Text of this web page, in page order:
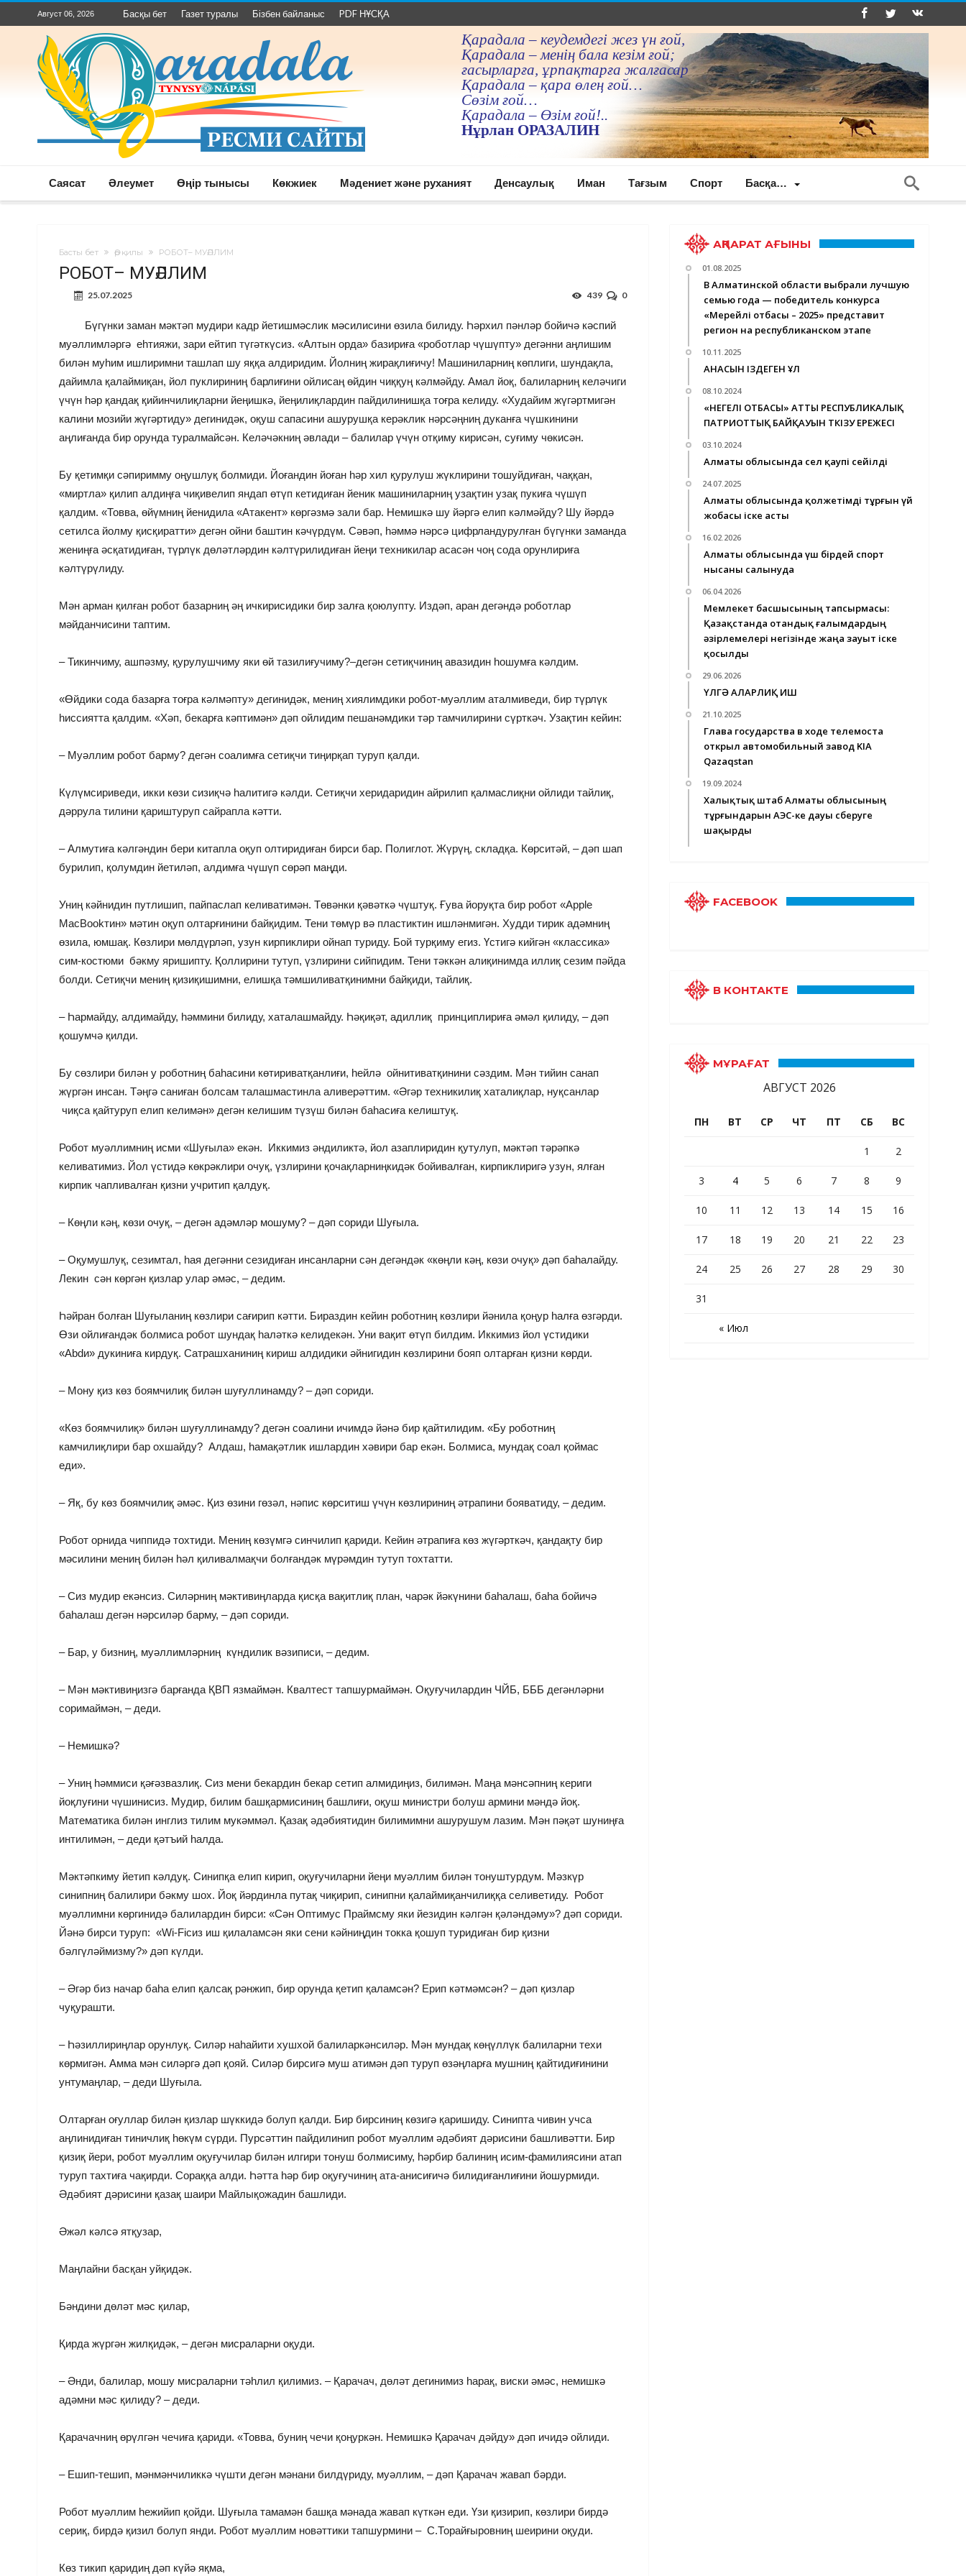
Август 06, 2026 Басқы бет Газет туралы Бізбен байланыс PDF НҰСҚА
Қарадала – кеудемдегi жез үн ғой,
Қарадала – менiң бала кезiм ғой;
ғасырларға, ұрпақтарға жалғасар
Қарадала – қара өлең ғой…
Сөзiм ғой…
Қарадала – Өзiм ғой!..
Нұрлан ОРАЗАЛИН
Саясат Әлеумет Өңір тынысы Көкжиек Мәдениет және руханият Денсаулық Иман Тағзым Спорт Басқа…
Басты бет Әр қилы РОБОТ– МУӘЛЛИМ
РОБОТ– МУӘЛЛИМ
25.07.2025 0
439
Бүгүнки заман мәктәп мудири кадр йетишмәслик мәсилисини өзила билиду. Һәрхил пәнләр бойичә кәспий
муәллимләргә еһтияжи, зари ейтип түгәткүсиз. «Алтын орда» базириға «роботлар чүшүпту» дегәнни аңлишим
билән муһим ишлиримни ташлап шу яққа алдиридим. Йолниң жирақлиғичу! Машиниларниң көплиги, шундақла,
дайимла қалаймиқан, йол пуклириниң барлиғини ойлисаң өйдин чиққуң кәлмәйду. Амал йоқ, балиларниң келәчиги
үчүн һәр қандақ қийинчилиқларни йеңишкә, йеңилиқлардин пайдилинишқа тоғра келиду. «Худайим жүгәртмигән
калини мозийи жүгәртиду» дегинидәк, оқуш сапасини ашурушқа керәклик нәрсәңниң дуканға чүшкинини
аңлиғанда бир орунда туралмайсән. Келәчәкниң әвлади – балилар үчүн отқиму кирисән, суғиму чөкисән.
Бу қетимқи сәпиримму оңушлуқ болмиди. Йоғандин йоған һәр хил қурулуш жүклирини тошуйдиған, чаққан,
«миртла» қилип алдиңға чиқивелип яндап өтүп кетидиған йеник машиниларниң узақтин узақ пукиға чүшүп
қалдим. «Товва, өйүмниң йенидила «Атакент» көргәзмә зали бар. Немишкә шу йәргә елип кәлмәйду? Шу йәрдә
сетилса йолму қисқиратти» дегән ойни баштин кәчүрдүм. Сәвәп, һәммә нәрсә цифрландурулған бүгүнки заманда
жениңға әсқатидиған, түрлүк дөләтләрдин кәлтүрилидиған йеңи техникилар асасән чоң сода орунлириға
кәлтүрүлиду.
Мән арман қилған робот базарниң әң ичкирисидики бир залға қоюлупту. Издәп, аран дегәндә роботлар
мәйданчисини таптим.
– Тикинчиму, ашпәзму, қурулушчиму яки өй тазилиғучиму?–дегән сетиқчиниң авазидин һошумға кәлдим.
«Өйдики сода базарға тоғра кәлмәпту» дегинидәк, мениң хиялимдики робот-муәллим аталмиведи, бир түрлүк
һиссиятта қалдим. «Хәп, бекарға кәптимән» дәп ойлидим пешанәмдики тәр тамчилирини сүрткәч. Узақтин кейин:
– Муәллим робот барму? дегән соалимға сетиқчи тиңирқап туруп қалди.
Күлүмсириведи, икки көзи сизиқчә һалитигә кәлди. Сетиқчи херидаридин айрилип қалмаслиқни ойлиди тайлиқ,
дәррула тилини қариштуруп сайрапла кәтти.
– Алмутиға кәлгәндин бери китапла оқуп олтиридиған бирси бар. Полиглот. Жүрүң, складқа. Көрситәй, – дәп шап
бурилип, қолумдин йетиләп, алдимға чүшүп сөрәп маңди.
Униң кәйнидин путлишип, пайпаслап келиватимән. Төвәнки қәвәткә чүштуқ. Ғува йоруқта бир робот «Apple
MacBookтин» мәтин оқуп олтарғинини байқидим. Тени төмүр вә пластиктин ишләнмигән. Худди тирик адәмниң
өзила, юмшақ. Көзлири мөлдүрләп, узун кирпиклири ойнап туриду. Бой турқиму егиз. Үстигә кийгән «классика»
сим-костюми бәкму яришипту. Қоллирини тутуп, үзлирини сийпидим. Тени тәккән алиқинимда иллиқ сезим пәйда
болди. Сетиқчи мениң қизиқишимни, елишқа тәмшиливатқинимни байқиди, тайлиқ.
– Һармайду, алдимайду, һәммини билиду, хаталашмайду. Һәқиқәт, адиллиқ принциплириға әмәл қилиду, – дәп
қошумчә қилди.
Бу сөзлири билән у роботниң баһасини көтириватқанлиғи, һейлә ойнитиватқинини сәздим. Мән тийин санап
жүргән инсан. Тәңгә саниған болсам талашмастинла аливерәттим. «Әгәр техникилиқ хаталиқлар, нуқсанлар
чиқса қайтуруп елип келимән» дегән келишим түзүш билән баһасиға келиштуқ.
Робот муәллимниң исми «Шуғыла» екән. Иккимиз әндиликтә, йол азаплиридин қутулуп, мәктәп тәрәпкә
келиватимиз. Йол үстидә көкрәклири очуқ, үзлирини қочақларниңкидәк бойивалған, кирпиклиригә узун, ялған
кирпик чапливалған қизни учритип қалдуқ.
– Көңли кәң, көзи очуқ, – дегән адәмләр мошуму? – дәп сориди Шуғыла.
– Оқумушлуқ, сезимтал, һая дегәнни сезидиған инсанларни сән дегәндәк «көңли кәң, көзи очуқ» дәп баһалайду.
Лекин сән көргән қизлар улар әмәс, – дедим.
Һәйран болған Шуғыланиң көзлири сағирип кәтти. Бираздин кейин роботниң көзлири йәнила қоңур һалға өзгәрди.
Өзи ойлиғандәк болмиса робот шундақ һаләткә келидекән. Уни вақит өтүп билдим. Иккимиз йол үстидики
«Abdи» дукиниға кирдуқ. Сатрашханиниң кириш алдидики әйнигидин көзлирини бояп олтарған қизни көрди.
– Мону қиз көз боямчилиқ билән шуғуллинамду? – дәп сориди.
«Көз боямчилиқ» билән шуғуллинамду? дегән соалини ичимдә йәнә бир қайтилидим. «Бу роботниң
камчилиқлири бар охшайду? Алдаш, һамақәтлик ишлардин хәвири бар екән. Болмиса, мундақ соал қоймас
еди».
– Яқ, бу көз боямчилиқ әмәс. Қиз өзини гөзәл, нәпис көрситиш үчүн көзлириниң әтрапини бояватиду, – дедим.
Робот орнида чиппидә тохтиди. Мениң көзүмгә синчилип қариди. Кейин әтрапиға көз жүгәрткәч, қандақту бир
мәсилини мениң билән һәл қиливалмақчи болғандәк мүрәмдин тутуп тохтатти.
– Сиз мудир екәнсиз. Силәрниң мәктивиңларда қисқа вақитлиқ план, чарәк йәкүнини баһалаш, баһа бойичә
баһалаш дегән нәрсиләр барму, – дәп сориди.
– Бар, у бизниң, муәллимләрниң күндилик вәзиписи, – дедим.
– Мән мәктивиңизгә барғанда ҚВП язмаймән. Квалтест тапшурмаймән. Оқуғучилардин ЧЙБ, БББ дегәнләрни
соримаймән, – деди.
– Немишкә?
– Униң һәммиси қәғәзвазлиқ. Сиз мени бекардин бекар сетип алмидиңиз, билимән. Маңа мәнсәпниң кериги
йоқлуғини чүшинисиз. Мудир, билим башқармисиниң башлиғи, оқуш министри болуш армини мәндә йоқ.
Математика билән инглиз тилим мукәммәл. Қазақ әдәбиятидин билимимни ашурушум лазим. Мән пәқәт шуниңға
интилимән, – деди қәтъий һалда.
Мәктәпкиму йетип кәлдуқ. Синипқа елип кирип, оқуғучиларни йеңи муәллим билән тонуштурдум. Мәзкүр
синипниң балилири бәкму шох. Йоқ йәрдинла путақ чиқирип, синипни қалаймиқанчилиққа селиветиду. Робот
муәллимни көргинидә балилардин бирси: «Сән Оптимус Праймсму яки йезидин кәлгән қәләндәму»? дәп сориди.
Йәнә бирси туруп: «Wi-Fiсиз иш қилаламсән яки сени кәйниңдин токка қошуп туридиған бир қизни
бәлгүләймизму?» дәп күлди.
– Әгәр биз начар баһа елип қалсақ рәнжип, бир орунда қетип қаламсән? Ерип кәтмәмсән? – дәп қизлар
чуқурашти.
– Һәзиллириңлар орунлуқ. Силәр наһайити хушхой балиларкәнсиләр. Мән мундақ көңүллүк балиларни техи
көрмигән. Амма мән силәргә дәп қояй. Силәр бирсигә муш атимән дәп туруп өзәңларға мушниң қайтидиғинини
унтумаңлар, – деди Шуғыла.
Олтарған оғуллар билән қизлар шүккидә болуп қалди. Бир бирсиниң көзигә қаришиду. Синипта чивин учса
аңлинидиған тиничлиқ һөкүм сүрди. Пурсәттин пайдилинип робот муәллим әдәбият дәрисини башливәтти. Бир
қизиқ йери, робот муәллим оқуғучилар билән илгири тонуш болмисиму, һәрбир балиниң исим-фамилиясини атап
туруп тахтиға чақирди. Сораққа алди. Һәтта һәр бир оқуғучиниң ата-анисиғичә билидиғанлиғини йошурмиди.
Әдәбият дәрисини қазақ шаири Майлықожадин башлиди.
Әжәл кәлсә ятқузар,
Маңлайни басқан уйқидәк.
Бәндини дөләт мәс қилар,
Қирда жүргән жилқидәк, – дегән мисраларни оқуди.
– Әнди, балилар, мошу мисраларни тәһлил қилимиз. – Қарачач, дөләт дегинимиз һарақ, виски әмәс, немишкә
адәмни мәс қилиду? – деди.
Қарачачниң өрүлгән чечиға қариди. «Товва, буниң чечи қоңуркән. Немишкә Қарачач дәйду» дәп ичидә ойлиди.
– Ешип-тешип, мәнмәнчиликкә чүшти дегән мәнани билдүриду, муәллим, – дәп Қарачач жавап бәрди.
Робот муәллим һежийип қойди. Шуғыла тамамән башқа мәнада жавап күткән еди. Үзи қизирип, көзлири бирдә
сериқ, бирдә қизил болуп янди. Робот муәллим новәттики тапшурмини – С.Торайғыровниң шеирини оқуди.
Көз тикип қаридиң дәп күйә яқма,
АҚПАРАТ АҒЫНЫ
01.08.2025
В Алматинской области выбрали лучшую
семью года — победитель конкурса
«Мерейлі отбасы – 2025» представит
регион на республиканском этапе
10.11.2025
АНАСЫН ІЗДЕГЕН ҰЛ
08.10.2024
«ӨНЕГЕЛІ ОТБАСЫ» АТТЫ РЕСПУБЛИКАЛЫҚ
ПАТРИОТТЫҚ БАЙҚАУЫН ӨТКІЗУ ЕРЕЖЕСІ
03.10.2024
Алматы облысында сел қаупі сейілді
24.07.2025
Алматы облысында қолжетімді тұрғын үй
жобасы іске асты
16.02.2026
Алматы облысында үш бірдей спорт
нысаны салынуда
06.04.2026
Мемлекет басшысының тапсырмасы:
Қазақстанда отандық ғалымдардың
әзірлемелері негізінде жаңа зауыт іске
қосылды
29.06.2026
ҮЛГӘ АЛАРЛИҚ ИШ
21.10.2025
Глава государства в ходе телемоста
открыл автомобильный завод KIA
Qazaqstan
19.09.2024
Халықтық штаб Алматы облысының
тұрғындарын АЭС-ке дауы сберуге
шақырды
FACEBOOK
В КОНТАКТЕ
МҰРАҒАТ
АВГУСТ 2026
ПН ВТ СР ЧТ ПТ СБ ВС
« Июл
1 2
3 4 5 6 7 8 9
10 11 12 13 14 15 16
17 18 19 20 21 22 23
24 25 26 27 28 29 30
31